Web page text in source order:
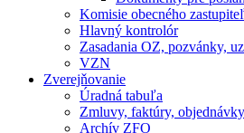
Komisie obecného
Hlavný kontrolór
Zasadania OZ, pozvánky,
VZN
Zverejňovanie
Úradná tabuľa
Zmluvy, faktúry, objednávky
Archív ZFO